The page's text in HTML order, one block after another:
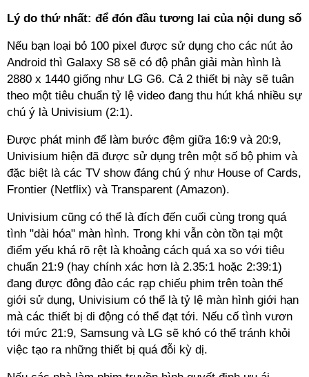
Lý do thứ nhất: để đón đầu tương lai của nội dung số
Nếu bạn loại bỏ 100 pixel được sử dụng cho các nút ảo
Android thì Galaxy S8 sẽ có độ phân giải màn hình là
2880 x 1440 giống như LG G6. Cả 2 thiết bị này sẽ tuân
theo một tiêu chuẩn tỷ lệ video đang thu hút khá nhiều sự
chú ý là Univisium (2:1).
Được phát minh để làm bước đệm giữa 16:9 và 20:9,
Univisium hiện đã được sử dụng trên một số bộ phim và
đặc biệt là các TV show đáng chú ý như House of Cards,
Frontier (Netflix) và Transparent (Amazon).
Univisium cũng có thể là đích đến cuối cùng trong quá
tình "dài hóa" màn hình. Trong khi vẫn còn tồn tại một
điểm yếu khá rõ rệt là khoảng cách quá xa so với tiêu
chuẩn 21:9 (hay chính xác hơn là 2.35:1 hoặc 2:39:1)
đang được đông đảo các rạp chiếu phim trên toàn thế
giới sử dụng, Univisium có thể là tỷ lệ màn hình giới hạn
mà các thiết bị di động có thể đạt tới. Nếu cố tình vươn
tới mức 21:9, Samsung và LG sẽ khó có thể tránh khỏi
việc tạo ra những thiết bị quá đỗi kỳ dị.